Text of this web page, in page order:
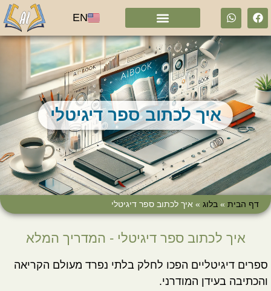
EN
איך לכתוב ספר דיגיטלי
דף הבית » בלוג » איך לכתוב ספר דיגיטלי
איך לכתוב ספר דיגיטלי - המדריך המלא
ספרים דיגיטליים הפכו לחלק בלתי נפרד מעולם הקריאה
והכתיבה בעידן המודרני.